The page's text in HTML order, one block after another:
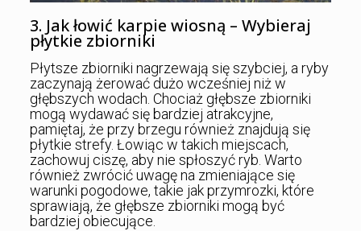
3. Jak łowić karpie wiosną – Wybieraj
płytkie zbiorniki
Płytsze zbiorniki nagrzewają się szybciej, a ryby
zaczynają żerować dużo wcześniej niż w
głębszych wodach. Chociaż głębsze zbiorniki
mogą wydawać się bardziej atrakcyjne,
pamiętaj, że przy brzegu również znajdują się
płytkie strefy. Łowiąc w takich miejscach,
zachowuj ciszę, aby nie spłoszyć ryb. Warto
również zwrócić uwagę na zmieniające się
warunki pogodowe, takie jak przymrozki, które
sprawiają, że głębsze zbiorniki mogą być
bardziej obiecujące.